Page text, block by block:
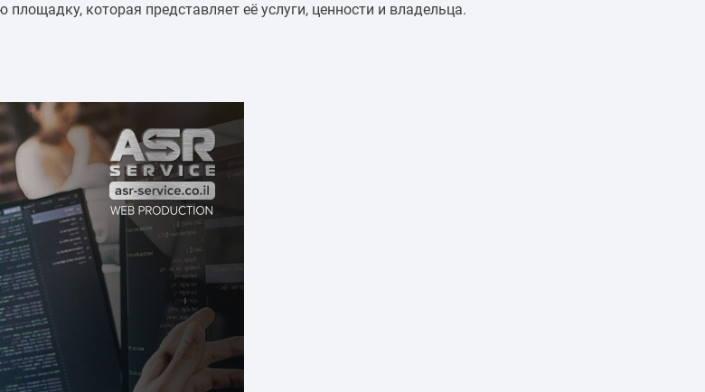
которая представляет её услуги, ценности и владельца.